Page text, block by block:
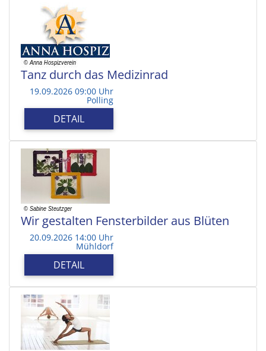
Tanz durch das Medizinrad
19.09.2026 09:00 Uhr
Polling
DETAIL
Wir gestalten Fensterbilder aus Blüten
20.09.2026 14:00 Uhr
Mühldorf
DETAIL